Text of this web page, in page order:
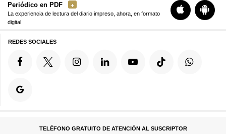
Periódico en PDF
La experiencia de lectura del diario impreso, ahora, en formato
digital
REDES SOCIALES
TELÉFONO GRATUITO DE ATENCIÓN AL SUSCRIPTOR